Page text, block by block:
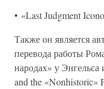
• «Last Judgment
Также он является
перевода работы
народах» у
and the «Nonhistoric»